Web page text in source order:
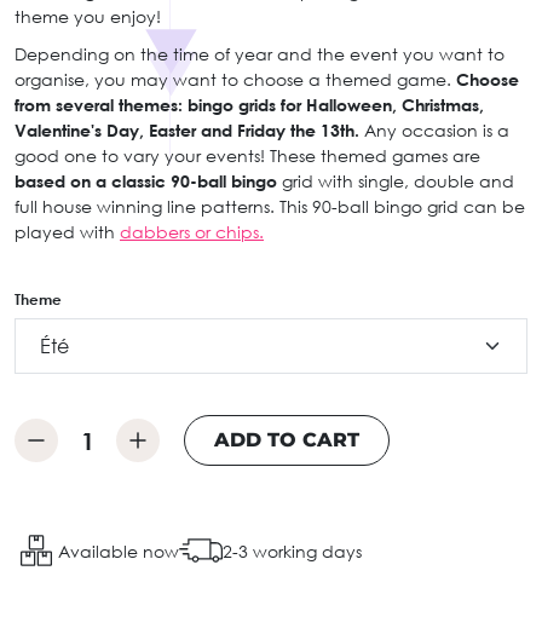
theme you enjoy!
Depending on the time of year and the event you want to
organise, you may want to choose a themed game. Choose
from several themes: bingo grids for Halloween, Christmas,
Valentine's Day, Easter and Friday the 13th. Any occasion is a
good one to vary your events! These themed games are
based on a classic 90-ball bingo grid with single, double and
full house winning line patterns. This 90-ball bingo grid can be
played with dabbers or chips.
Theme
ADD TO CART
Available now 2-3 working days